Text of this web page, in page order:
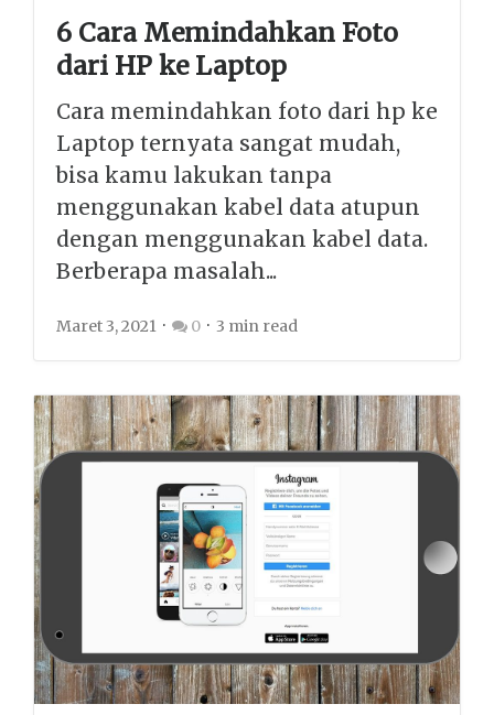
6 Cara Memindahkan Foto
dari HP ke Laptop
Cara memindahkan foto dari hp ke
Laptop ternyata sangat mudah,
bisa kamu lakukan tanpa
menggunakan kabel data atupun
dengan menggunakan kabel data.
Berberapa masalah...
Maret 3, 2021 0 3 min read